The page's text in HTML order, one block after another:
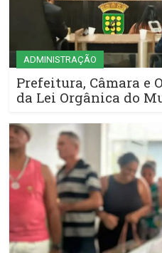
ADMINISTRAÇÃO
Prefeitura, Câmara e
da Lei Orgânica do